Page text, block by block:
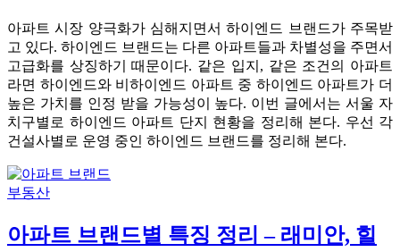
아파트 시장 양극화가 심해지면서 하이엔드 브랜드가 주목받
고 있다. 하이엔드 브랜드는 다른 아파트들과 차별성을 주면서
고급화를 상징하기 때문이다. 같은 입지, 같은 조건의 아파트
라면 하이엔드와 비하이엔드 아파트 중 하이엔드 아파트가 더
높은 가치를 인정 받을 가능성이 높다. 이번 글에서는 서울 자
치구별로 하이엔드 아파트 단지 현황을 정리해 본다. 우선 각
건설사별로 운영 중인 하이엔드 브랜드를 정리해 본다.
부동산
아파트 브랜드별 특징 정리 – 래미안, 힐